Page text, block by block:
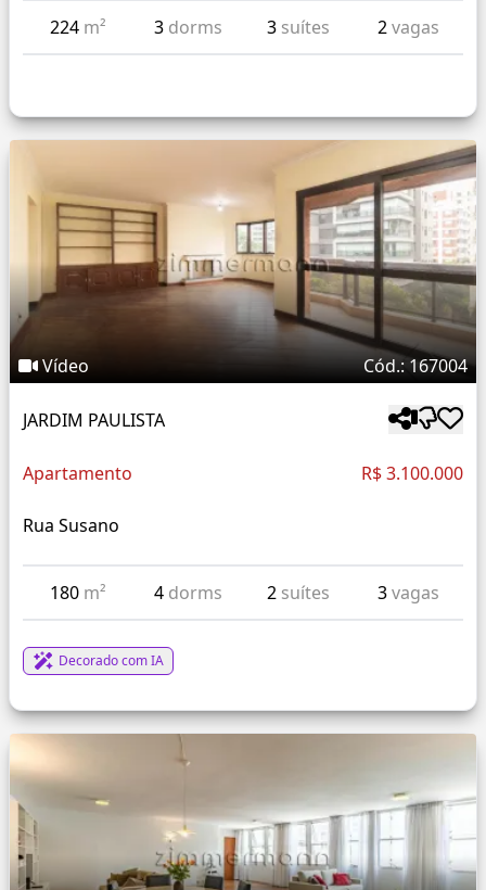
224 m² 3 dorms 3 suítes 2vagas
Vídeo Cód.: 167004
JARDIM PAULISTA
Apartamento R$ 3.100.000
Rua Susano
180 m² 4 dorms 2 suítes 3vagas
Decorado com IA